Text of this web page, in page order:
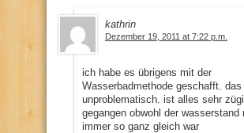
kathrin
Dezember 19, 2011 at 7:22 p.m.
ich habe es übrigens mit der
Wasserbadmethode geschafft. das
unproblematisch. ist alles sehr
gegangen obwohl der wasserstand
immer so ganz gleich war